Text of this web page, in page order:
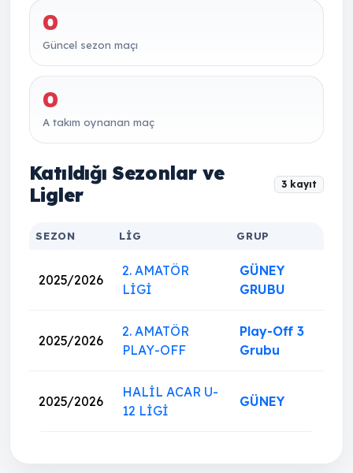
0
Güncel sezon maçı
0
A takım oynanan maç
Katıldığı Sezonlar ve
Ligler
3 kayıt
SEZON LIG GRUP
2025/2026
2. AMATÖR
LİGİ
GÜNEY
GRUBU
2025/2026
2. AMATÖR
PLAY-OFF
Play-Off 3
Grubu
2025/2026
HALİL ACAR U-
12 LİGİ
GÜNEY